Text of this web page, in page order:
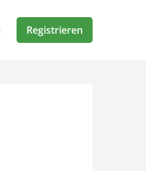
Registrieren